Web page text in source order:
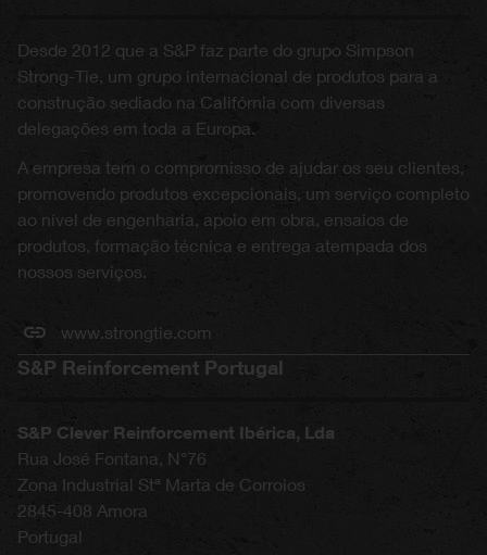
Desde 2012 que a S&P faz parte do grupo Simpson
Strong-Tie, um grupo internacional de produtos para a
construção sediado na Califórnia com diversas
delegações em toda a Europa.
A empresa tem o compromisso de ajudar os seu clientes,
promovendo produtos excepcionais, um serviço completo
ao nível de engenharia, apoio em obra, ensaios de
produtos, formação técnica e entrega atempada dos
nossos serviços.
www.strongtie.com
S&P Reinforcement Portugal
S&P Clever Reinforcement Ibérica, Lda
Rua José Fontana, N°76
Zona Industrial Stª Marta de Corroios
2845-408 Amora
Portugal